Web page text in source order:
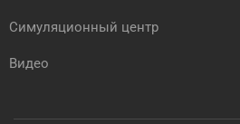
Симуляционный центр
Видео